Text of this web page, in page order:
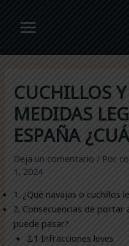
contenido
Main
CUCHILLOS
MEDIDAS
ESPAÑA
Deja un comentario / Por
1, 2024
1. ¿Qué navajas o cuchillos
2. Consecuencias de portar
puede pasar?
2.1 Infracciones leves